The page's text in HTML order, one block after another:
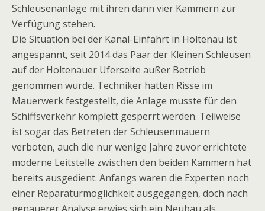
Schleusenanlage mit ihren dann vier Kammern zur
Verfügung stehen.
Die Situation bei der Kanal-Einfahrt in Holtenau ist
angespannt, seit 2014 das Paar der Kleinen Schleusen
auf der Holtenauer Uferseite außer Betrieb
genommen wurde. Techniker hatten Risse im
Mauerwerk festgestellt, die Anlage musste für den
Schiffsverkehr komplett gesperrt werden. Teilweise
ist sogar das Betreten der Schleusenmauern
verboten, auch die nur wenige Jahre zuvor errichtete
moderne Leitstelle zwischen den beiden Kammern hat
bereits ausgedient. Anfangs waren die Experten noch
einer Reparaturmöglichkeit ausgegangen, doch nach